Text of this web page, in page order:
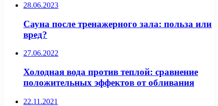
28.06.2023
Сауна после тренажерного зала: польза или
вред?
27.06.2022
Холодная вода против теплой: сравнение
положительных эффектов от обливания
22.11.2021